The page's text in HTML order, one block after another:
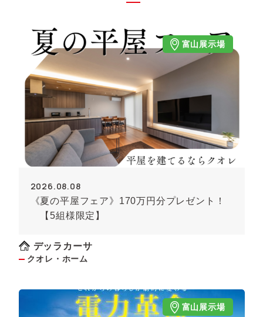
富山展示場
2026.08.08
《夏の平屋フェア》170万円分プレゼント！
【5組様限定】
デッラカーサ
クオレ・ホーム
富山展示場